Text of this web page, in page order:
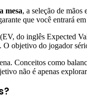
mesa, a seleção de
que você entrará
do inglês Expected
objetivo do jogador
Conceitos como
não é apenas